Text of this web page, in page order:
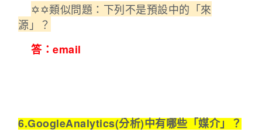
✡︎✡︎類似問題：下列不是預設中的「來
源」？
答：email
6.GoogleAnalytics(分析)中有哪些「媒介」？